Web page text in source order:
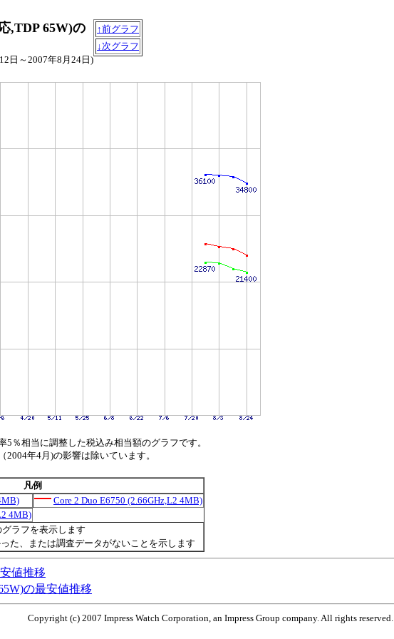
,TDP 65W)の
↑前グラフ
↓次グラフ
日～2007年8月24日)
％相当に調整した税込み相当額のグラフです。
年4月)の影響は除いています。
凡例
Core 2 Duo E6750 (2.66GHz,L2 4MB)
4MB)
ラフを表示します
た、または調査データがないことを示します
値推移
の最安値推移
Copyright (c) 2007 Impress Watch Corporation, an Impress Group company. All rights reserved.